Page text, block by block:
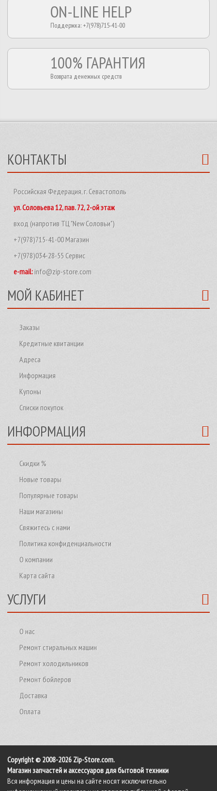
ON-LINE HELP
Поддержка: +7(978)715-41-00
100% ГАРАНТИЯ
Возврата денежных средств
КОНТАКТЫ
Российская Федерация, г. Севастополь
ул. Соловьева 12, пав. 72, 2-ой этаж
вход (напротив ТЦ "New Соловьи")
+7(978)715-41-00 Магазин
+7(978)034-28-55 Сервис
e-mail: info@zip-store.com
МОЙ КАБИНЕТ
Заказы
Кредитные квитанции
Адреса
Информация
Купоны
Списки покупок
ИНФОРМАЦИЯ
Скидки %
Новые товары
Популярные товары
Наши магазины
Свяжитесь с нами
Политика конфиденциальности
О компании
Карта сайта
УСЛУГИ
О нас
Ремонт стиральных машин
Ремонт холодильников
Ремонт бойлеров
Доставка
Оплата
Copyright © 2008-2026 Zip-Store.com.
Магазин запчастей и аксессуаров для бытовой техники
Вся информация и цены на сайте носят исключительно